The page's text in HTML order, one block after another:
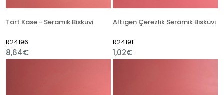
Tart Kase - Seramik Bisküvi
R24196
8,64€
Altıgen Çerezlik Seramik Bisküvi
R24191
1,02€